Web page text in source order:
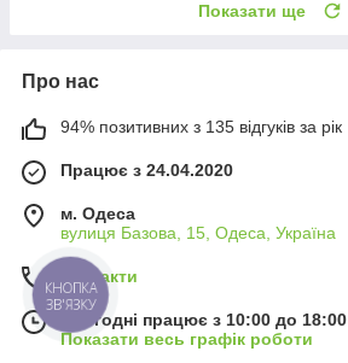
Показати ще
Про нас
94% позитивних з 135 відгуків за рік
Працює з 24.04.2020
м. Одеса
вулиця Базова, 15, Одеса, Україна
Контакти
Сьогодні працює з 10:00 до 18:00
Показати весь графік роботи
КНОПКА
ЗВ'ЯЗКУ